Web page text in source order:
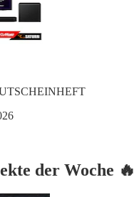
der Woche 🔥